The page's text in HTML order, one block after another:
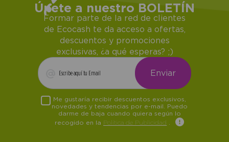
Únete a nuestro BOLETÍN
Formar parte de la red de clientes
de Ecocash te da acceso a ofertas,
descuentos y promociones
exclusivas, ¿a qué esperas? ;)
Me gustaría recibir descuentos exclusivos,
novedades y tendencias por e-mail. Puedo
darme de baja cuando quiera según lo
recogido en la Política de Publicidad